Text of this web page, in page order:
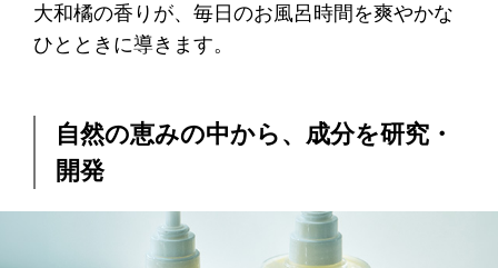
大和橘の香りが、毎日のお風呂時間を爽やかな
ひとときに導きます。
自然の恵みの中から、成分を研究・
開発